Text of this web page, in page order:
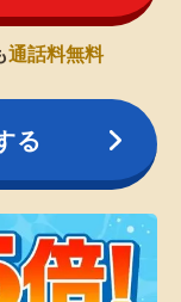
通話料無料
る